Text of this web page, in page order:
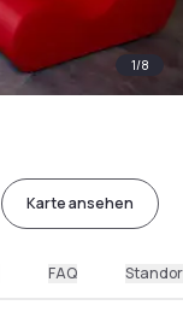
1/8
Karte ansehen
FAQ